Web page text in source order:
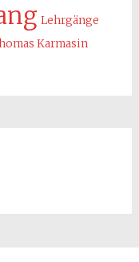
Lehrgänge
Karmasin